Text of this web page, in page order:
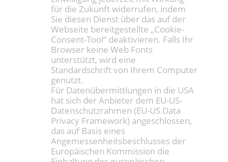
für die Zukunft widerrufen, indem
Sie diesen Dienst über das auf der
Webseite bereitgestellte „Cookie-
Consent-Tool“ deaktivieren. Falls Ihr
Browser keine Web Fonts
unterstützt, wird eine
Standardschrift von Ihrem Computer
genutzt.
Für Datenübermittlungen in die USA
hat sich der Anbieter dem EU-US-
Datenschutzrahmen (EU-US Data
Privacy Framework) angeschlossen,
das auf Basis eines
Angemessenheitsbeschlusses der
Europäischen Kommission die